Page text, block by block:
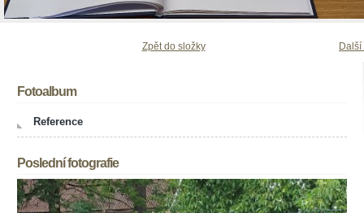
Zpět do složky
Fotoalbum
Reference
Poslední fotografie